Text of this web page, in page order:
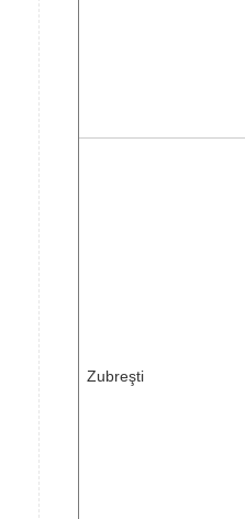
Zubreşti